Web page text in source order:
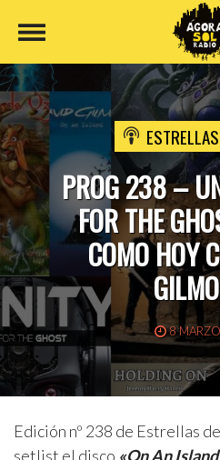
PROG 238 –
FOR THE
COMO HOY
8
Edición nº 238 de Estrellas
setlist el disco «On An